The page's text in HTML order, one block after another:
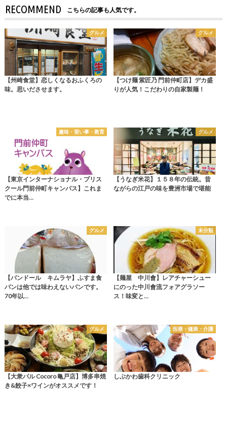
RECOMMEND こちらの記事も人気です。
グルメ
【州崎食堂】恋しくなるおふくろの
味。思いださせます。
グルメ
【つけ麺 紫匠乃 門前仲町店】デカ盛
りが人気！こだわりの自家製麺！
趣味・習い事・教育
【東京インターナショナル・プリス
クール門前仲町キャンパス】これま
でに本当…
グルメ
【うなぎ米花】１５８年の伝統。昔
ながらの江戸の味を豊洲市場で堪能
グルメ
【パンドール キムラヤ】ふすま食
パンは他では味わえないパンです。
70年以…
未分類
【麺屋 中川會】レアチャーシュー
にのった中川會流フォアグラソー
ス！味変と…
グルメ
【大衆バル Cocoro 亀戸店】博多串焼
き&餃子×ワインがオススメです！
医療・健康・介護
しぶかわ歯科クリニック